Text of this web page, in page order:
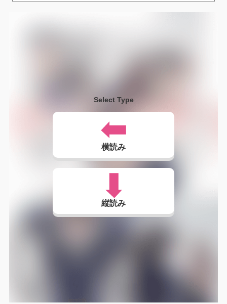
Select Type
横読み
縦読み